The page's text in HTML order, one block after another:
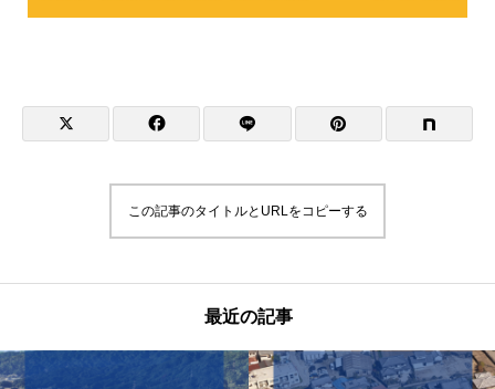
この記事のタイトルとURLをコピーする
最近の記事